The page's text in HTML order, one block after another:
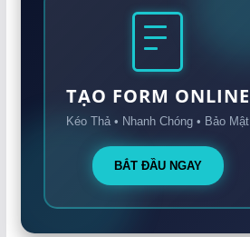
TẠO FORM ONLINE
Kéo Thả • Nhanh Chóng • Bảo Mật
BẮT ĐẦU NGAY